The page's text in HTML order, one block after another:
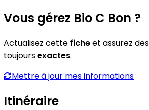
Vous gérez Bio C Bon ?
Actualisez cette ficheet assurez des
toujoursexactes.
Mettre à jour mes informations
Itinéraire